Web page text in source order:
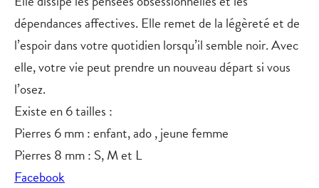
dépendances affectives. Elle remet de la légèreté et de
l’espoir dans votre quotidien lorsqu’il semble noir. Avec
elle, votre vie peut prendre un nouveau départ si vous
l’osez.
Existe en 6 tailles :
Pierres 6 mm : enfant, ado , jeune femme
Pierres 8 mm : S, M et L
Facebook